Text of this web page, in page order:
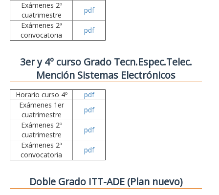
Exámenes 2º
cuatrimestre
pdf
Exámenes 2ª
convocatoria
pdf
3er y 4º curso Grado Tecn.Espec.Telec.
Mención Sistemas Electrónicos
Horario curso 4º
pdf
Exámenes 1er
cuatrimestre
pdf
Exámenes 2º
cuatrimestre
pdf
Exámenes 2ª
convocatoria
pdf
Doble Grado ITT-ADE (Plan nuevo)